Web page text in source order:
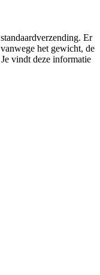
Er
het gewicht, de
vindt deze informatie